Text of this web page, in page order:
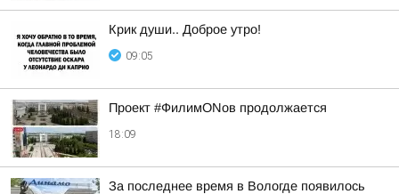
Крик души.. Доброе утро!
09:05
Проект #ФилимONов продолжается
18:09
За последнее время в Вологде появилось